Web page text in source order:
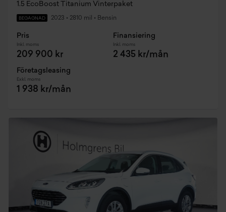
1.5 EcoBoost Titanium Vinterpaket
BEGAGNAD 2023 • 2810 mil • Bensin
Pris
Inkl. moms
209 900 kr
Finansiering
Inkl. moms
2 435 kr/mån
Företagsleasing
Exkl. moms
1 938 kr/mån